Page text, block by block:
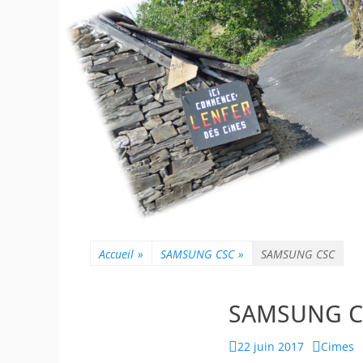
Accueil » SAMSUNG CSC » SAMSUNG CSC
SAMSUNG
Posted
22 juin 2017 Author
Cimes